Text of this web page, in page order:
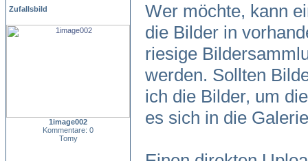
Zufallsbild
1image002
Kommentare: 0
Tomy
Wer möchte, kann
die Bilder in
riesige
werden. Sollten
ich die Bilder, um
es sich in die